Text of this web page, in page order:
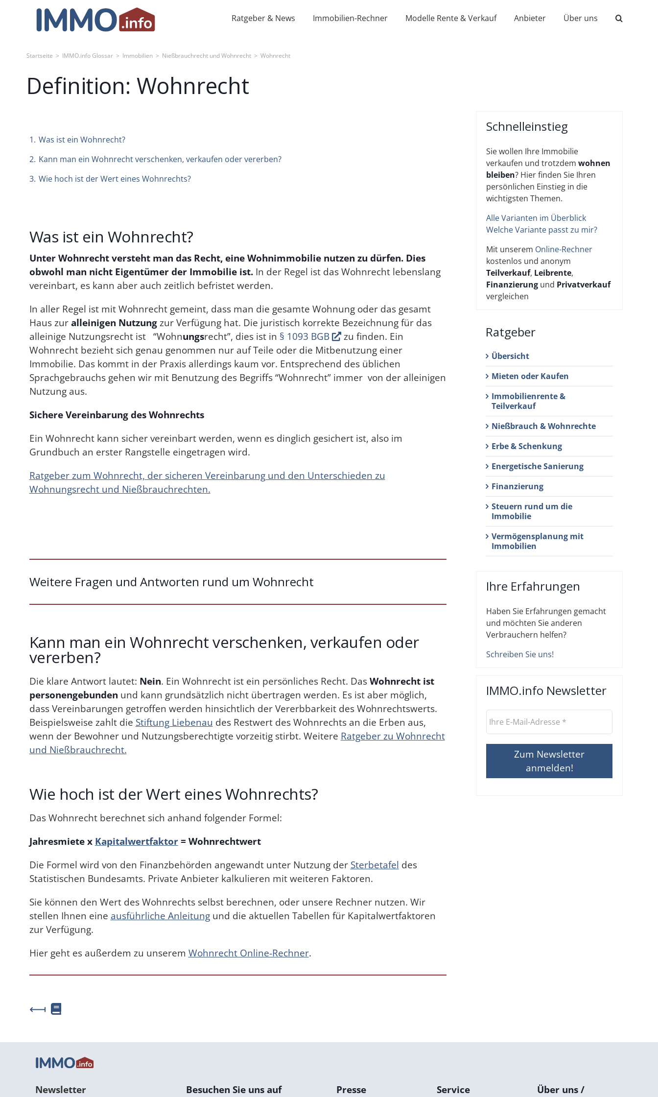
Ratgeber & News Immobilien-Rechner Modelle Rente & Verkauf Anbieter Über uns
Startseite > IMMO.info Glossar > Immobilien > Nießbrauchrecht und Wohnrecht > Wohnrecht
Definition: Wohnrecht
1. Was ist ein Wohnrecht?
2. Kann man ein Wohnrecht verschenken, verkaufen oder vererben?
3. Wie hoch ist der Wert eines Wohnrechts?
Was ist ein Wohnrecht?
Unter Wohnrecht versteht man das Recht, eine Wohnimmobilie nutzen zu dürfen. Dies
obwohl man nicht Eigentümer der Immobilie ist.In der Regel ist das Wohnrecht lebenslang
vereinbart, es kann aber auch zeitlich befristet werden.
In aller Regel ist mit Wohnrecht gemeint, dass man die gesamte Wohnung oder das gesamt
Haus zuralleinigen Nutzungzur Verfügung hat. Die juristisch korrekte Bezeichnung für das
alleinige Nutzungsrecht ist “Wohnungsrecht”, dies ist in § 1093 BGB
zu finden. Ein
Wohnrecht bezieht sich genau genommen nur auf Teile oder die Mitbenutzung einer
Immobilie. Das kommt in der Praxis allerdings kaum vor. Entsprechend des üblichen
Sprachgebrauchs gehen wir mit Benutzung des Begriffs “Wohnrecht” immer von der alleinigen
Nutzung aus.
Sichere Vereinbarung des Wohnrechts
Ein Wohnrecht kann sicher vereinbart werden, wenn es dinglich gesichert ist, also im
Grundbuch an erster Rangstelle eingetragen wird.
Ratgeber zum Wohnrecht, der sicheren Vereinbarung und den Unterschieden zu
Wohnungsrecht und Nießbrauchrechten.
Weitere Fragen und Antworten rund um Wohnrecht
Kann man ein Wohnrecht verschenken, verkaufen oder
vererben?
Die klare Antwort lautet: Nein. Ein Wohnrecht ist ein persönliches Recht. DasWohnrecht ist
personengebunden und kann grundsätzlich nicht übertragen werden. Es ist aber möglich,
dass Vereinbarungen getroffen werden hinsichtlich der Vererbbarkeit des Wohnrechtswerts.
Beispielsweise zahlt die Stiftung Liebenau des Restwert des Wohnrechts an die Erben aus,
wenn der Bewohner und Nutzungsberechtigte vorzeitig stirbt. Weitere Ratgeber zu Wohnrecht
und Nießbrauchrecht.
Wie hoch ist der Wert eines Wohnrechts?
Das Wohnrecht berechnet sich anhand folgender Formel:
Jahresmiete x Kapitalwertfaktor= Wohnrechtwert
Die Formel wird von den Finanzbehörden angewandt unter Nutzung der Sterbetafel des
Statistischen Bundesamts. Private Anbieter kalkulieren mit weiteren Faktoren.
Sie können den Wert des Wohnrechts selbst berechnen, oder unsere Rechner nutzen. Wir
stellen Ihnen eine ausführliche Anleitungund die aktuellen Tabellen für Kapitalwertfaktoren
zur Verfügung.
Hier geht es außerdem zu unserem Wohnrecht Online-Rechner.
⟻
Schnelleinstieg
Sie wollen Ihre Immobilie
verkaufen und trotzdem wohnen
bleiben? Hier finden Sie Ihren
persönlichen Einstieg in die
wichtigsten Themen.
Alle Varianten im Überblick
Welche Variante passt zu mir?
Mit unserem Online-Rechner
kostenlos und anonym
Teilverkauf, Leibrente,
Finanzierung und Privatverkauf
vergleichen
Ratgeber
Übersicht
Mieten oder Kaufen
Immobilienrente &
Teilverkauf
Nießbrauch & Wohnrechte
Erbe & Schenkung
Energetische Sanierung
Finanzierung
Steuern rund um die
Immobilie
Vermögensplanung mit
Immobilien
Ihre Erfahrungen
Haben Sie Erfahrungen gemacht
und möchten Sie anderen
Verbrauchern helfen?
Schreiben Sie uns!
IMMO.info Newsletter
Newsletter Besuchen Sie uns auf Presse Service Über uns /